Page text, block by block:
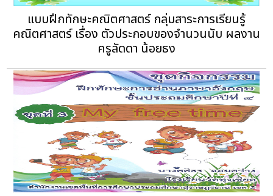
แบบฝึกทักษะคณิตศาสตร์ กลุ่มสาระการเรียนรู้
คณิตศาสตร์ เรื่อง ตัวประกอบของจำนวนนับ ผลงาน
ครูลัดดา น้อยธง